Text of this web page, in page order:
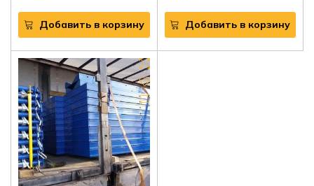
Добавить в корзину Добавить в корзину